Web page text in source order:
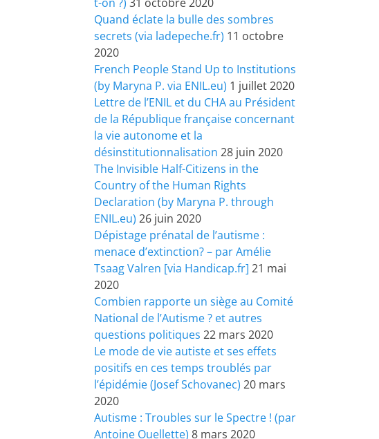
Quand éclate la bulle des sombres
secrets (via ladepeche.fr) 11 octobre
2020
French People Stand Up to Institutions
(by Maryna P. via ENIL.eu) 1 juillet 2020
Lettre de l’ENIL et du CHA au Président
de la République française concernant
la vie autonome et la
désinstitutionnalisation 28 juin 2020
The Invisible Half-Citizens in the
Country of the Human Rights
Declaration (by Maryna P. through
ENIL.eu) 26 juin 2020
Dépistage prénatal de l’autisme :
menace d’extinction? – par Amélie
Tsaag Valren [via Handicap.fr] 21 mai
2020
Combien rapporte un siège au Comité
National de l’Autisme ? et autres
questions politiques 22 mars 2020
Le mode de vie autiste et ses effets
positifs en ces temps troublés par
l’épidémie (Josef Schovanec) 20 mars
2020
Autisme : Troubles sur le Spectre ! (par
Antoine Ouellette) 8 mars 2020